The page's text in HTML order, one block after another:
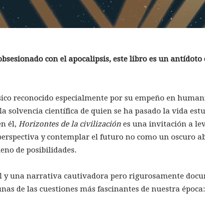
con el apocalipsis, este libro es un antídoto
reconocido especialmente por su empeño en
solvencia científica de quien se ha pasado la vida
él, Horizontes de la civilización es una invitación a
y contemplar el futuro no como un oscuro
de posibilidades.
y una narrativa cautivadora pero rigurosamente
de las cuestiones más fascinantes de nuestra